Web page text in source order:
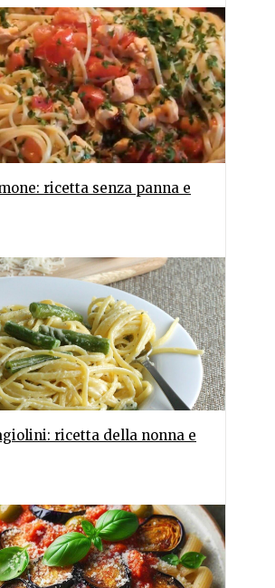
ricetta senza panna e
ricetta della nonna e